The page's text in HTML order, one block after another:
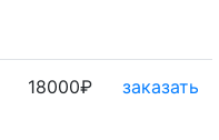
18000₽ заказать